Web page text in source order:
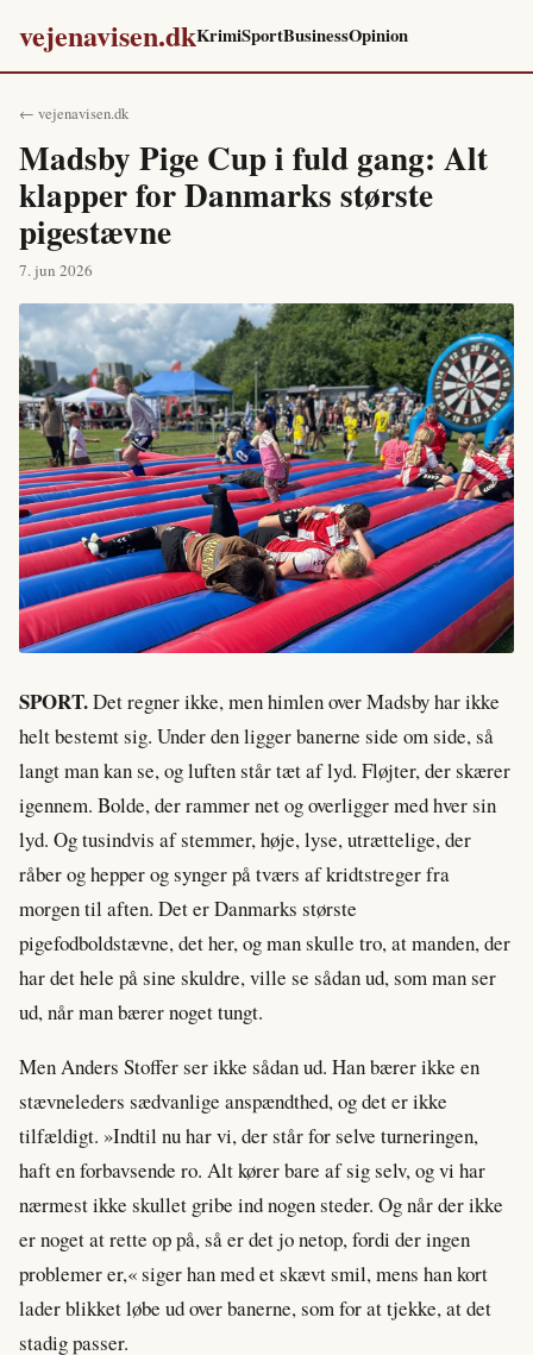
vejenavisen.dkKrimiSportBusinessOpinion
← vejenavisen.dk
Madsby Pige Cup i fuld gang: Alt
klapper for Danmarks største
pigestævne
7. jun 2026
SPORT.Det regner ikke, men himlen over Madsby har ikke
helt bestemt sig. Under den ligger banerne side om side, så
langt man kan se, og luften står tæt af lyd. Fløjter, der skærer
igennem. Bolde, der rammer net og overligger med hver sin
lyd. Og tusindvis af stemmer, høje, lyse, utrættelige, der
råber og hepper og synger på tværs af kridtstreger fra
morgen til aften. Det er Danmarks største
pigefodboldstævne, det her, og man skulle tro, at manden, der
har det hele på sine skuldre, ville se sådan ud, som man ser
ud, når man bærer noget tungt.
Men Anders Stoffer ser ikke sådan ud. Han bærer ikke en
stævneleders sædvanlige anspændthed, og det er ikke
tilfældigt. »Indtil nu har vi, der står for selve turneringen,
haft en forbavsende ro. Alt kører bare af sig selv, og vi har
nærmest ikke skullet gribe ind nogen steder. Og når der ikke
er noget at rette op på, så er det jo netop, fordi der ingen
problemer er,« siger han med et skævt smil, mens han kort
lader blikket løbe ud over banerne, som for at tjekke, at det
stadig passer.